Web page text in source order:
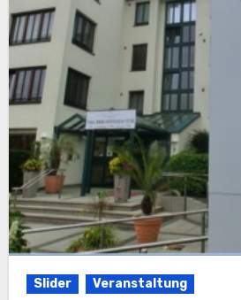
Slider Veranstaltung